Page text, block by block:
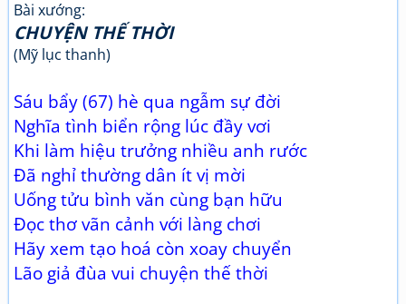
Bài xướng:
CHUYỆN THẾ THỜI
(Mỹ lục thanh)
Sáu bẩy (67) hè qua ngẫm sự đời
Nghĩa tình biển rộng lúc đầy vơi
Khi làm hiệu trưởng nhiều anh rước
Đã nghỉ thường dân ít vị mời
Uống tửu bình văn cùng bạn hữu
Đọc thơ vãn cảnh với làng chơi
Hãy xem tạo hoá còn xoay chuyển
Lão giả đùa vui chuyện thế thời